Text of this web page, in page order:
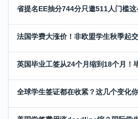
省提名EE抽分744分只邀511人门槛
法国学费大涨价！非欧盟学生秋季起
英国毕业工签从24个月缩到18个月！
全球学生签证都在收紧？这几个变化